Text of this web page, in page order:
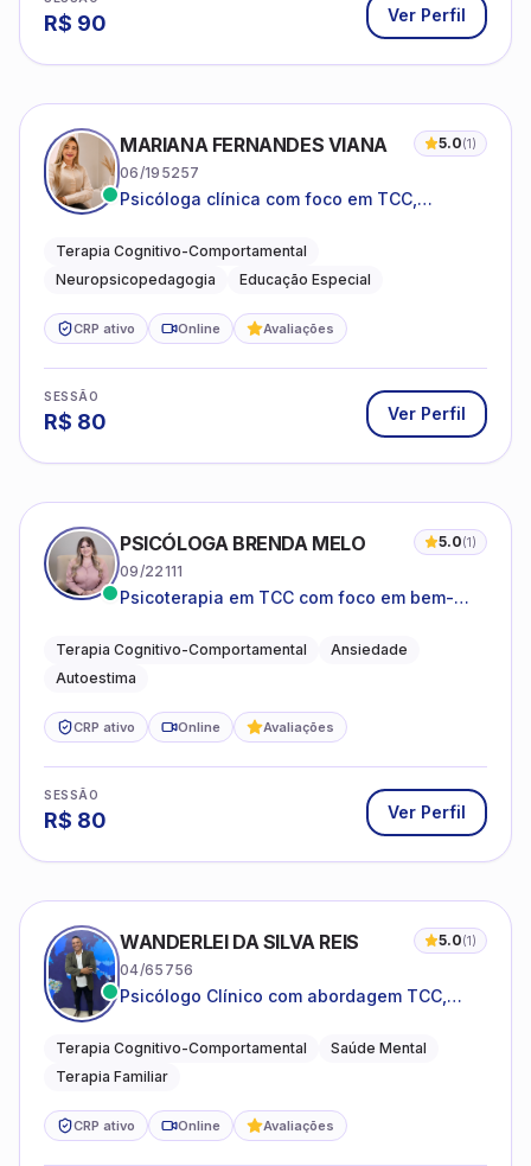
R$ 90 Ver Perfil
MARIANA FERNANDES VIANA 5.0(1)
06/195257
Psicóloga clínica com foco em TCC,
do neurodesenvolvimento.
Terapia Cognitivo-Comportamental
Neuropsicopedagogia
Educação Especial
CRP ativo Online Avaliações
SESSÃO
R$ 80 Ver Perfil
PSICÓLOGA BRENDA MELO 5.0(1)
09/22111
Psicoterapia em TCC com foco em bem-
o cotidiano
Terapia Cognitivo-Comportamental
Ansiedade
Autoestima
CRP ativo Online Avaliações
SESSÃO
R$ 80 Ver Perfil
WANDERLEI DA SILVA REIS 5.0(1)
04/65756
Psicólogo Clínico com abordagem TCC,
sistêmica
Terapia Cognitivo-Comportamental
Saúde Mental
Terapia Familiar
CRP ativo Online Avaliações